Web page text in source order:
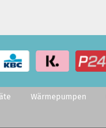
Wärmepumpen